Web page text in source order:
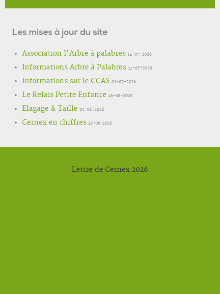
Les mises à jour du site
Association l'Arbre à palabres 14-07-2026
Informations Arbre à Palabres 14-07-2026
Informations sur le CCAS 02-07-2026
Le Relais Petite Enfance 16-06-2026
Elagage & Taille 02-06-2026
Cernex en chiffres 16-05-2026
Lettre de Cernex 2026